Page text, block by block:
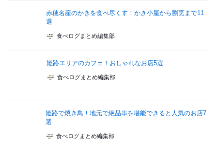
赤穂名産のかきを食べ尽くす！かき小屋から割烹まで11
選
食べログまとめ編集部
姫路エリアのカフェ！おしゃれなお店5選
食べログまとめ編集部
姫路で焼き鳥！地元で絶品串を堪能できると人気のお店7
選
食べログまとめ編集部